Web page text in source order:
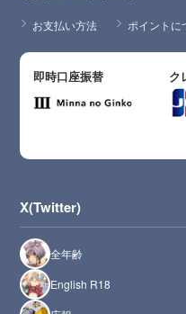
お支払い方法 ポイントに
即時口座振替 ク
X(Twitter)
全年齢
English R18